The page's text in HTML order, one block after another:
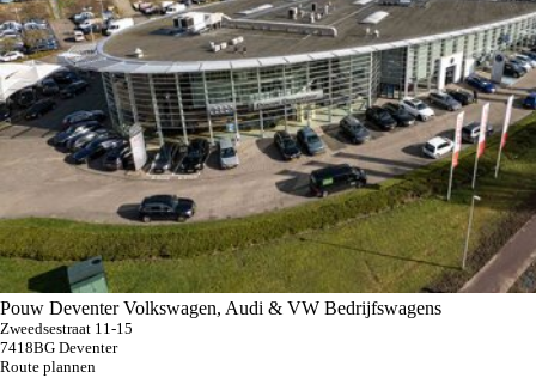
Pouw Deventer Volkswagen, Audi & VW Bedrijfswagens
Zweedsestraat 11-15
7418BG Deventer
Route plannen